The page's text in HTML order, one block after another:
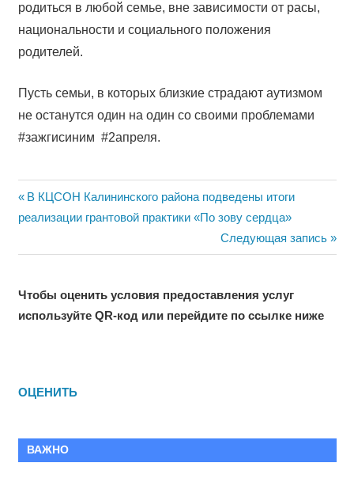
родиться в любой семье, вне зависимости от расы,
национальности и социального положения
родителей.
Пусть семьи, в которых близкие страдают аутизмом
не останутся один на один со своими проблемами
#зажгисиним #2апреля.
Навигация
по
записям
Previous
Post:
В КЦСОН Калининского района подведены итоги
реализации грантовой практики «По зову сердца»
Next
Post:
Следующая запись
Чтобы оценить условия предоставления услуг
используйте QR-код или перейдите по ссылке ниже
ОЦЕНИТЬ
ВАЖНО